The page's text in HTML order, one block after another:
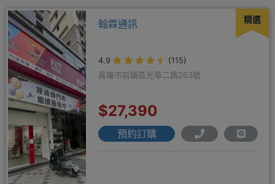
精選
翰霖通訊
4.9
(115)
高雄市前鎮區光華二路263號
$27,390
預約訂購